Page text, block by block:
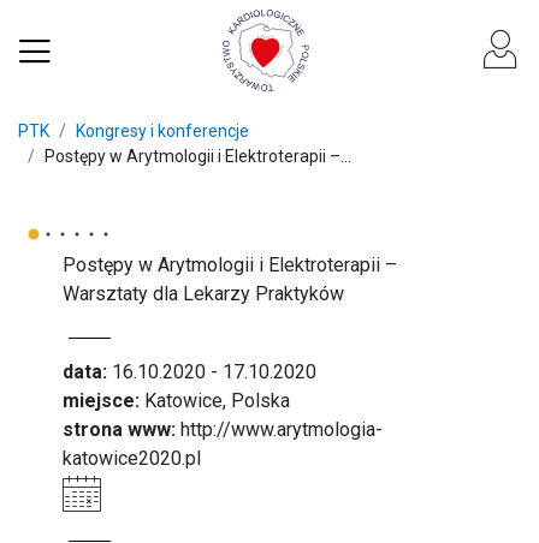
PTK
Kongresy i konferencje
Postępy w Arytmologii i Elektroterapii –...
Postępy w Arytmologii i Elektroterapii –
Warsztaty dla Lekarzy Praktyków
data: 16.10.2020 - 17.10.2020
miejsce: Katowice, Polska
strona www: http://www.arytmologia-
katowice2020.pl